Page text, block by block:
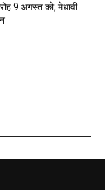
9 अगस्त को, मेधावी